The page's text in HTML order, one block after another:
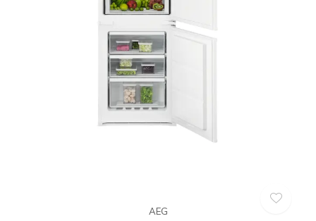
AEG